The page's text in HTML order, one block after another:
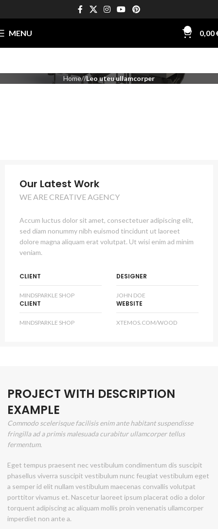
MENU 0,00
Home Leo uteu ullamcorper
Our Latest Work
WE ARE CREATIVE AGENCY
Accum luctus dolor sit amet, consectetuer adipiscing elit,
sed diam nonummy nibh euismod tincidunt ut laoreet
dolore magna aliquam erat volutpat. Ut wisi enim ad minim
veniam.
CLIENT
MINDSPARKLE SHOP
DESIGNER
JOHN DOE
CLIENT
MINDSPARKLE SHOP
WEBSITE
XTEMOS.COM/WOOD
PROJECT WITH DESCRIPTION
EXAMPLE
Commodo scelerisque facilisis enim ante habitant suspendisse
fringilla ad a primis malesuada curabitur ullamcorper tellus
fermentum.
Eget tempus praesent nec vestibulum condimentum dis suscipit
phasellus viverra suscipit vestibulum nunc feugiat vestibulum eget
a semper id elit nullam vestibulum maecenas convallis volutpat
porttitor vivamus et. Nascetur laoreet ipsum placerat odio a dolor
torquent adipiscing ac aliquam mollis proin venenatis ullamcorper
imperdiet non ante a.